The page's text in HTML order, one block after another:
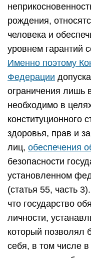
рождения,
человека и
уровнем гарантий
Именно поэтому
Федерации
ограничения лишь
необходимо в
конституционного
здоровья, прав и
лиц, обеспечения
безопасности
установленном
(статья 55, часть
что государство
личности,
который позволял
себя, в том числе